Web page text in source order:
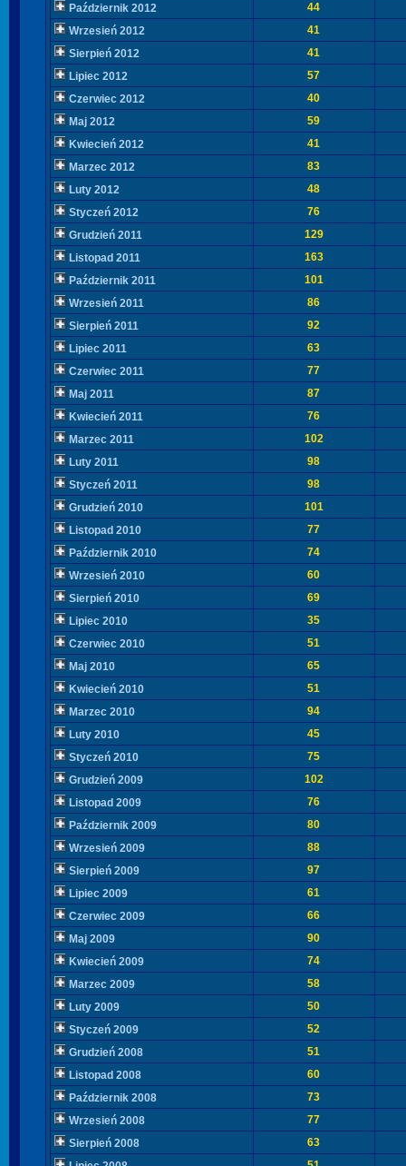
Październik 2012
44
Wrzesień 2012
41
Sierpień 2012
41
Lipiec 2012
57
Czerwiec 2012
40
Maj 2012
59
Kwiecień 2012
41
Marzec 2012
83
Luty 2012
48
Styczeń 2012
76
Grudzień 2011
129
Listopad 2011
163
Październik 2011
101
Wrzesień 2011
86
Sierpień 2011
92
Lipiec 2011
63
Czerwiec 2011
77
Maj 2011
87
Kwiecień 2011
76
Marzec 2011
102
Luty 2011
98
Styczeń 2011
98
Grudzień 2010
101
Listopad 2010
77
Październik 2010
74
Wrzesień 2010
60
Sierpień 2010
69
Lipiec 2010
35
Czerwiec 2010
51
Maj 2010
65
Kwiecień 2010
51
Marzec 2010
94
Luty 2010
45
Styczeń 2010
75
Grudzień 2009
102
Listopad 2009
76
Październik 2009
80
Wrzesień 2009
88
Sierpień 2009
97
Lipiec 2009
61
Czerwiec 2009
66
Maj 2009
90
Kwiecień 2009
74
Marzec 2009
58
Luty 2009
50
Styczeń 2009
52
Grudzień 2008
51
Listopad 2008
60
Październik 2008
73
Wrzesień 2008
77
Sierpień 2008
63